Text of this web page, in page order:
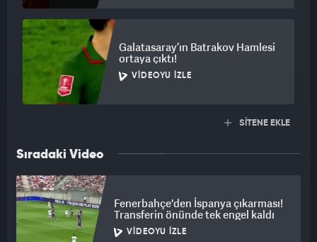
Galatasaray’ın Batrakov Hamlesi
ortaya çıktı!
VIDEOYU İZLE
SİTENE EKLE
Sıradaki Video
Fenerbahçe'den İspanya çıkarması!
Transferin önünde tek engel kaldı
VIDEOYU İZLE